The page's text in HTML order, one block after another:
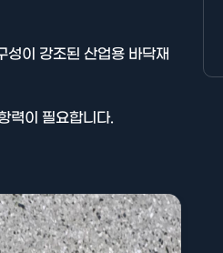
성이 강조된 산업용 바닥재
력이 필요합니다.